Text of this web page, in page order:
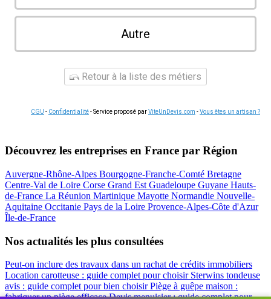
Autre
Retour à la liste des métiers
CGU - Confidentialité- Service proposé parViteUnDevis.com -Vous êtes un artisan ?
Découvrez les entreprises en France par Région
Auvergne-Rhône-Alpes Bourgogne-Franche-Comté Bretagne
Centre-Val de Loire Corse Grand Est Guadeloupe Guyane Hauts-
de-France La Réunion Martinique Mayotte Normandie Nouvelle-
Aquitaine Occitanie Pays de la Loire Provence-Alpes-Côte d'Azur
Île-de-France
Nos actualités les plus consultées
Peut-on inclure des travaux dans un rachat de crédits immobiliers
Location carotteuse : guide complet pour choisir Sterwins tondeuse
avis : guide complet pour bien choisirPiège à guêpe maison :